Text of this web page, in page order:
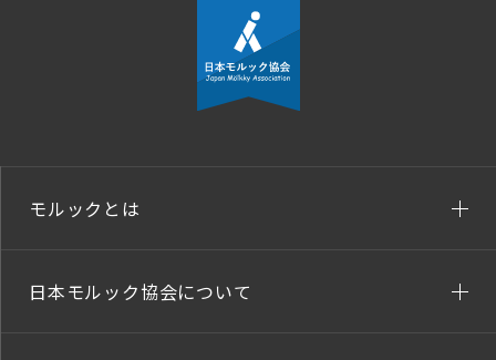
モルックとは
日本モルック協会について